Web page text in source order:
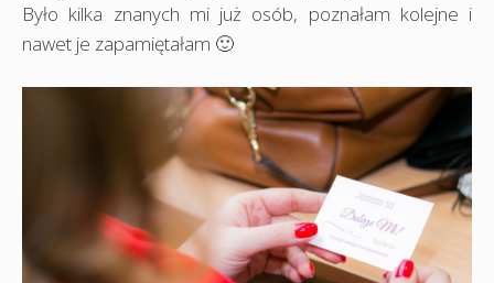
Było kilka znanych mi już osób, poznałam kolejne i
nawet je zapamiętałam 🙂